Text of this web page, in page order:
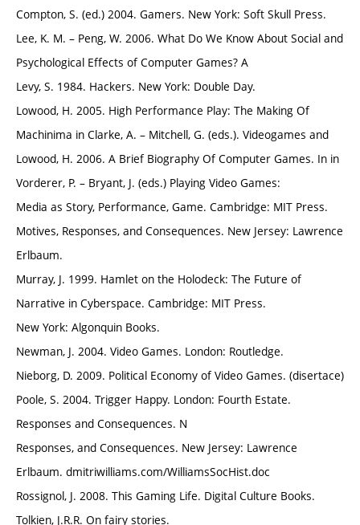
Compton, S. (ed.) 2004. Gamers. New York: Soft Skull Press.
Lee, K. M. – Peng, W. 2006. What Do We Know About Social and
Psychological Effects of Computer Games? A
Levy, S. 1984. Hackers. New York: Double Day.
Lowood, H. 2005. High Performance Play: The Making Of
Machinima in Clarke, A. – Mitchell, G. (eds.). Videogames and
Lowood, H. 2006. A Brief Biography Of Computer Games. In in
Vorderer, P. – Bryant, J. (eds.) Playing Video Games:
Media as Story, Performance, Game. Cambridge: MIT Press.
Motives, Responses, and Consequences. New Jersey: Lawrence
Erlbaum.
Murray, J. 1999. Hamlet on the Holodeck: The Future of
Narrative in Cyberspace. Cambridge: MIT Press.
New York: Algonquin Books.
Newman, J. 2004. Video Games. London: Routledge.
Nieborg, D. 2009. Political Economy of Video Games. (disertace)
Poole, S. 2004. Trigger Happy. London: Fourth Estate.
Responses and Consequences. N
Responses, and Consequences. New Jersey: Lawrence
Erlbaum. dmitriwilliams.com/WilliamsSocHist.doc
Rossignol, J. 2008. This Gaming Life. Digital Culture Books.
Tolkien, J.R.R. On fairy stories.